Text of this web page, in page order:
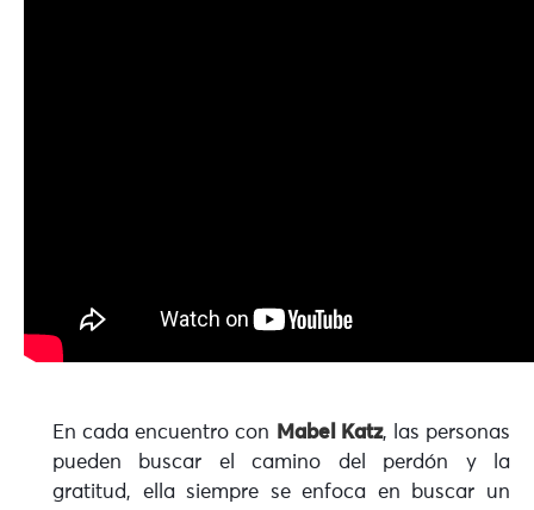
En cada encuentro con Mabel Katz, las personas
pueden buscar el camino del perdón y la
gratitud, ella siempre se enfoca en buscar un